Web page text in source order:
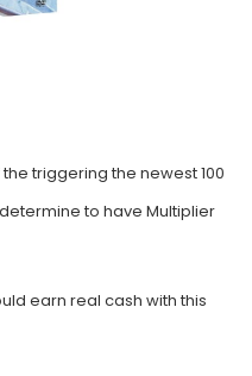
triggering the newest 100
to have Multiplier
earn real cash with this